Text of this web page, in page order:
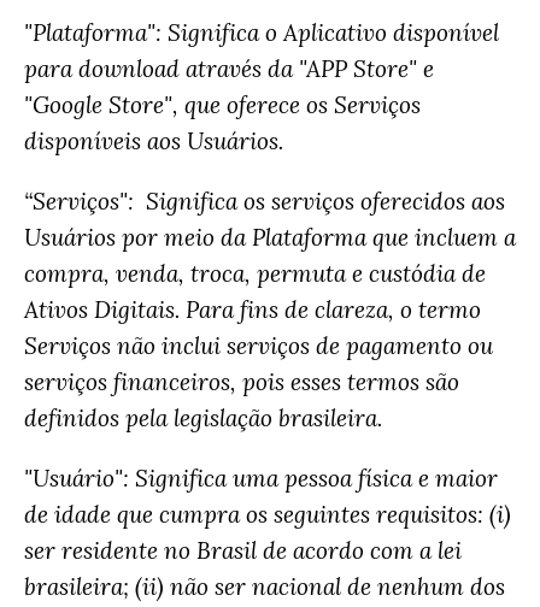
"Plataforma": Significa o Aplicativo disponível
para download através da "APP Store" e
"Google Store", que oferece os Serviços
disponíveis aos Usuários.
“Serviços": Significa os serviços oferecidos aos
Usuários por meio da Plataforma que incluem a
compra, venda, troca, permuta e custódia de
Ativos Digitais. Para fins de clareza, o termo
Serviços não inclui serviços de pagamento ou
serviços financeiros, pois esses termos são
definidos pela legislação brasileira.
"Usuário": Significa uma pessoa física e maior
de idade que cumpra os seguintes requisitos: (i)
ser residente no Brasil de acordo com a lei
brasileira; (ii) não ser nacional de nenhum dos